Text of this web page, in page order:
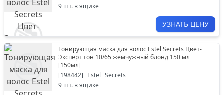
9 шт. в ящике
УЗНАТЬ ЦЕНУ
Тонирующая маска для волос Estel Secrets Цвет-
Эксперт тон 10/65 жемчужный блонд 150 мл
[150мл]
[198442] Estel Secrets
9 шт. в ящике